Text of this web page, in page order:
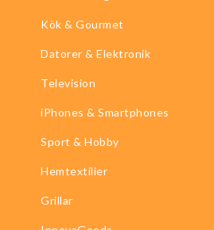
Kök & Gourmet
Datorer & Elektronik
Television
iPhones & Smartphones
Sport & Hobby
Hemtextilier
Grillar